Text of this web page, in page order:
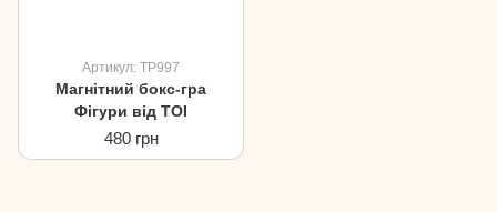
Артикул: TP997
Магнітний бокс-гра
Фігури від TOI
480 грн